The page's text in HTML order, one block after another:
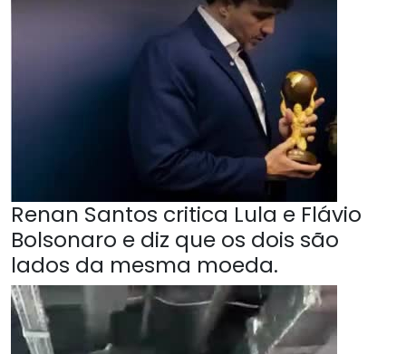
Renan Santos critica Lula e Flávio
Bolsonaro e diz que os dois são
lados da mesma moeda.